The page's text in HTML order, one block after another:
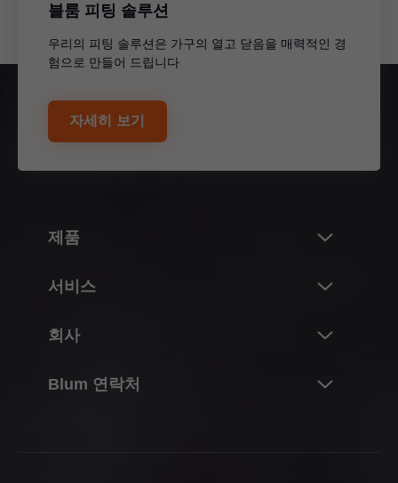
블룸 피팅 솔루션
우리의 피팅 솔루션은 가구의 열고 닫음을 매력적인 경
험으로 만들어 드립니다
자세히 보기
제품
리프트 시스템
박스 시스템
서비스
구매 및 주문
회사
Blum 연락처